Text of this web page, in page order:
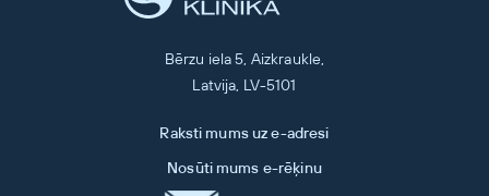
Bērzu iela 5, Aizkraukle,
Latvija, LV-5101
Raksti mums uz e-adresi
Nosūti mums e-rēķinu